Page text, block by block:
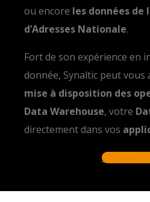
ou encore les données de
d’Adresses Nationale.
Fort de son expérience en
donnée, Synaltic peut vous
mise à disposition des
Data Warehouse, votre
directement dans vos
En savoir